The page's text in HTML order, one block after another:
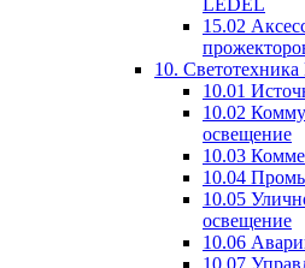
15.02
10.
10.01
10.02
освещение
10.03
10.04
10.05
освещение
10.06
10.07